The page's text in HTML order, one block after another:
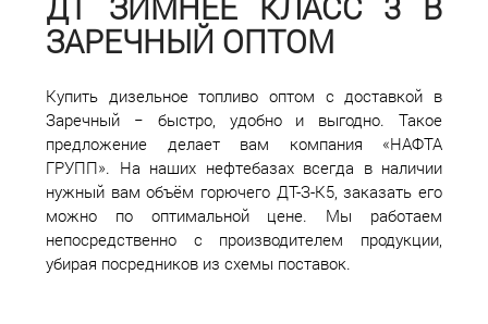
ЗАРЕЧНЫЙ ОПТОМ
Купить дизельное топливо оптом с доставкой в
Заречный − быстро, удобно и выгодно. Такое
предложение делает вам компания «НАФТА
ГРУПП». На наших нефтебазах всегда в наличии
нужный вам объём горючего ДТ-З-К5, заказать его
можно по оптимальной цене. Мы работаем
непосредственно с производителем продукции,
убирая посредников из схемы поставок.